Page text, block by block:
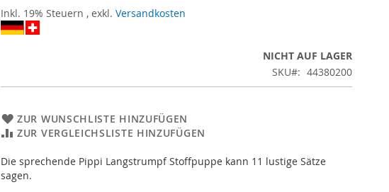
Inkl. 19% Steuern , exkl. Versandkosten
NICHT AUF LAGER
SKU
44380200
ZUR WUNSCHLISTE HINZUFÜGEN
ZUR VERGLEICHSLISTE HINZUFÜGEN
Die sprechende Pippi Langstrumpf Stoffpuppe kann 11 lustige Sätze
sagen.